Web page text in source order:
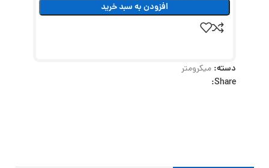
افزودن به سبد خرید
دسته: میکرومتر
Share: